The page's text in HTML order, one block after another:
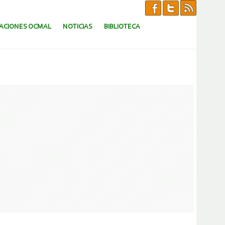
OCMAL NOTICIAS BIBLIOTECA